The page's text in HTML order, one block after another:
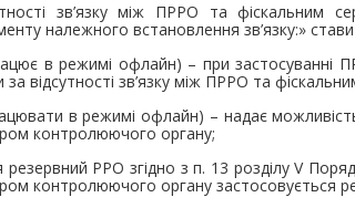
зв’язку між ПРРО та фіскальним
належного встановлення зв’язку:»
в режимі офлайн) – при застосуванні
відсутності зв’язку між ПРРО та
в режимі офлайн) – надає можливість
контролюючого органу;
РРО згідно з п. 13 розділу V
контролюючого органу застосовується